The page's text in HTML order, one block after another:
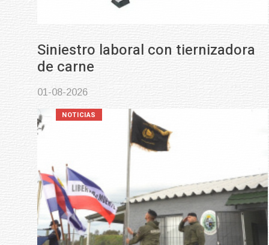
Siniestro laboral con tiernizadora
de carne
01-08-2026
NOTICIAS